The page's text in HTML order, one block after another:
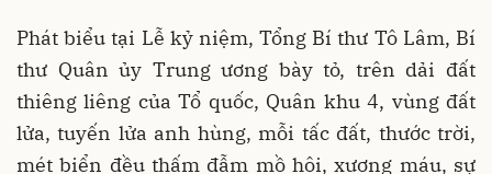
Phát biểu tại Lễ kỷ niệm, Tổng Bí thư Tô Lâm, Bí
thư Quân ủy Trung ương bày tỏ, trên dải đất
thiêng liêng của Tổ quốc, Quân khu 4, vùng đất
lửa, tuyến lửa anh hùng, mỗi tấc đất, thước trời,
mét biển đều thấm đẫm mồ hôi, xương máu, sự